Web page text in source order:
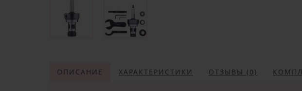
ОПИСАНИЕ ХАРАКТЕРИСТИКИ ОТЗЫВЫ (0)